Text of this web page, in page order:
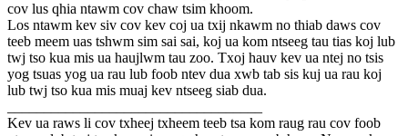
cov lus qhia ntawm cov chaw tsim khoom.
Los ntawm kev siv cov kev coj ua txij nkawm no thiab daws cov
teeb meem uas tshwm sim sai sai, koj ua kom ntseeg tau tias koj lub
twj tso kua mis ua haujlwm tau zoo. Txoj hauv kev ua ntej no tsis
yog tsuas yog ua rau lub foob ntev dua xwb tab sis kuj ua rau koj
lub twj tso kua mis muaj kev ntseeg siab dua.
Kev ua raws li cov txheej txheem teeb tsa kom raug rau cov foob